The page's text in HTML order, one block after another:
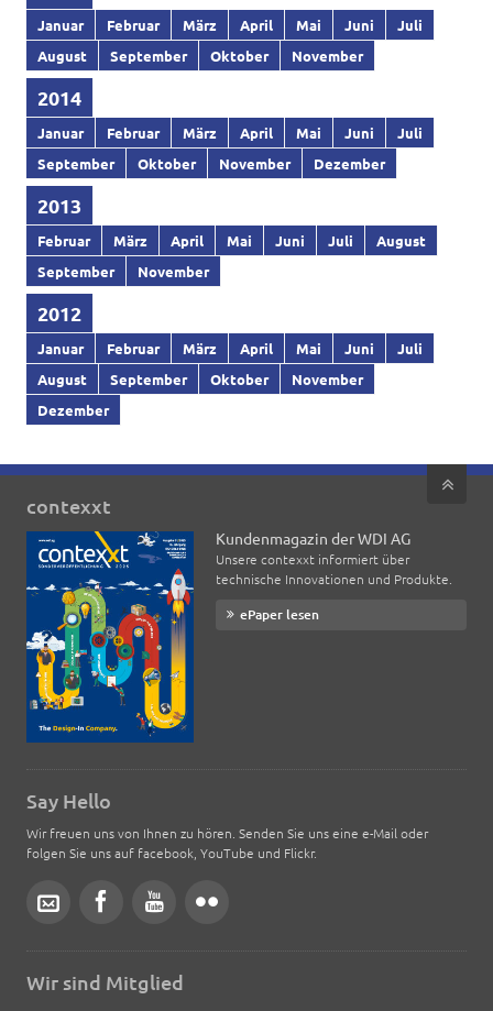
Januar Februar März April Mai Juni
Juli
August
September Oktober November
2014
Januar Februar März April Mai Juni
Juli
September
Oktober November Dezember
2013
Februar März April Mai Juni Juli
August
September
November
2012
Januar Februar März April Mai Juni
Juli
August
September Oktober
November
Dezember
contexxt
Kundenmagazin der WDI AG
Unsere contexxt informiert über
technische Innovationen und Produkte.
ePaper lesen
Say Hello
Wir freuen uns von Ihnen zu hören. Senden Sie uns eine e-Mail oder
folgen Sie uns auf facebook, YouTube und Flickr.
Wir sind Mitglied